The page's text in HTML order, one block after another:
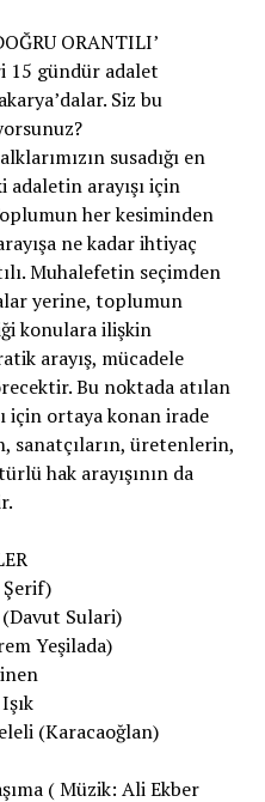
ORANTILI’
15 gündür adalet
Siz bu
susadığı en
arayışı için
her kesiminden
ne kadar ihtiyaç
Muhalefetin seçimden
yerine, toplumun
konulara ilişkin
arayış, mücadele
Bu noktada atılan
için ortaya konan irade
sanatçıların, üretenlerin,
hak arayışının da
Şerif)
Sulari)
Yeşilada)
(Karacaoğlan)
( Müzik: Ali Ekber